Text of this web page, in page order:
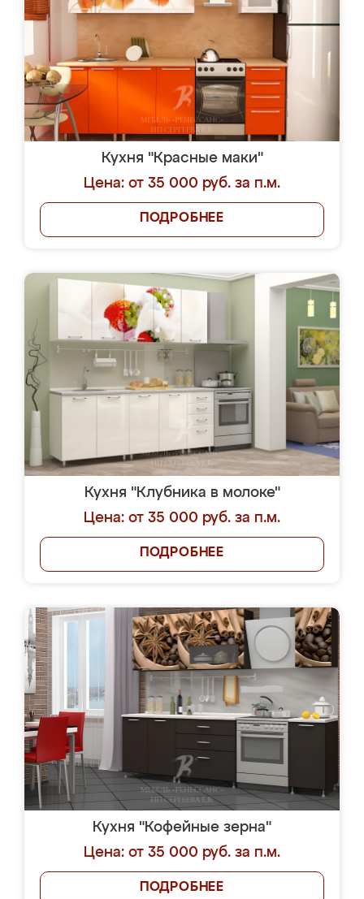
Кухня "Красные маки"
Цена: от 35 000 руб. за п.м.
ПОДРОБНЕЕ
Кухня "Клубника в молоке"
Цена: от 35 000 руб. за п.м.
ПОДРОБНЕЕ
Кухня "Кофейные зерна"
Цена: от 35 000 руб. за п.м.
ПОДРОБНЕЕ